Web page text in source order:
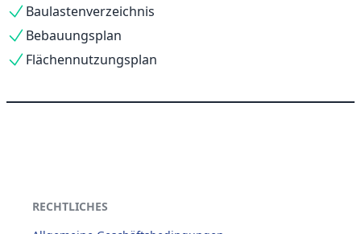
Baulastenverzeichnis
Bebauungsplan
Flächennutzungsplan
RECHTLICHES